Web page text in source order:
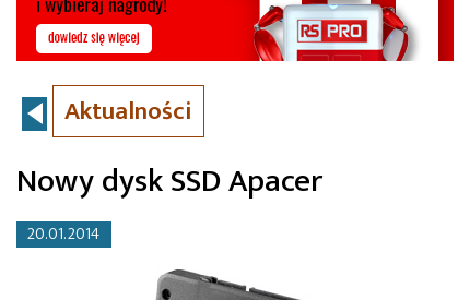
Aktualności
Nowy dysk SSD Apacer
20.01.2014